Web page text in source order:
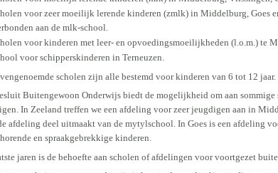
voor zeer moeilijk lerende kinderen (zmlk) in Middelburg, Goes
aan de mlk-school.
voor kinderen met leer- en opvoedingsmoeilijkheden (l.o.m.) te
voor schipperskinderen in Terneuzen.
scholen zijn alle bestemd voor kinderen van 6 tot 12 jaar.
Buitengewoon Onderwijs biedt de mogelijkheid om aan
In Zeeland treffen we een afdeling voor zeer jeugdigen aan in
afdeling deel uitmaakt van de mytylschool. In Goes is een afdeling
en spraakgebrekkige kinderen.
jaren is de behoefte aan scholen of afdelingen voor voortgezet